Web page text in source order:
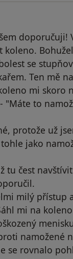
doporučuji!
koleno.
se
Ten mě
mi skoro
"Máte to
protože už
jako
tu čest
milý přístup
mi na
namožené
se rovnalo